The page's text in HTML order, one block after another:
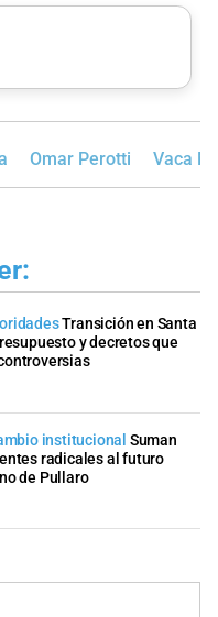
Omar Perotti Vaca
Transición en Santa
y decretos que
institucional Suman
radicales al futuro
de Pullaro